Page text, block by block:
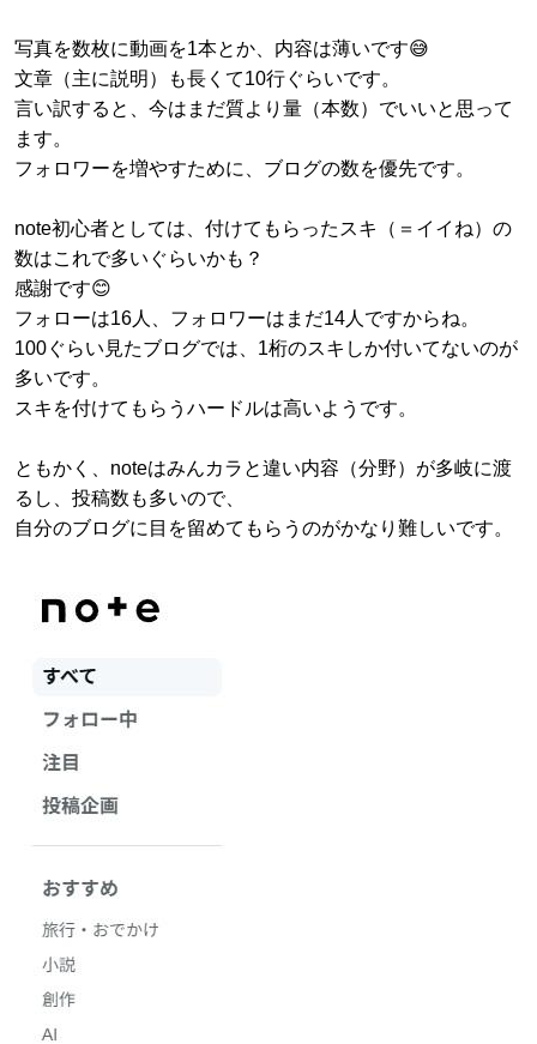
写真を数枚に動画を1本とか、内容は薄いです😅
文章（主に説明）も長くて10行ぐらいです。
言い訳すると、今はまだ質より量（本数）でいいと思って
ます。
フォロワーを増やすために、ブログの数を優先です。
note初心者としては、付けてもらったスキ（＝イイね）の
数はこれで多いぐらいかも？
感謝です😊
フォローは16人、フォロワーはまだ14人ですからね。
100ぐらい見たブログでは、1桁のスキしか付いてないのが
多いです。
スキを付けてもらうハードルは高いようです。
ともかく、noteはみんカラと違い内容（分野）が多岐に渡
るし、投稿数も多いので、
自分のブログに目を留めてもらうのがかなり難しいです。